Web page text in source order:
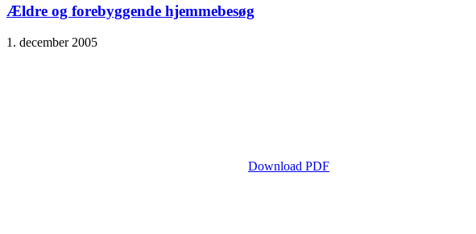
Ældre og forebyggende hjemmebesøg
1. december 2005
Download PDF